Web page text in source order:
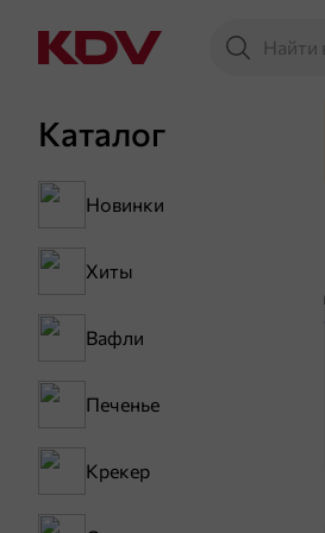
Каталог
Новинки
Хиты
Вафли
Печенье
Крекер